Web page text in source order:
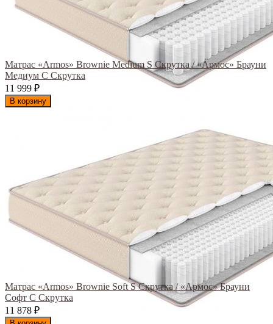
Матрас «Armos» Brownie Medium S Скрутка / «Армос» Брауни
Медиум С Скрутка
11 999 ₽
В корзину
Матрас «Armos» Brownie Soft S Скрутка / «Армос» Брауни
Софт С Скрутка
11 878 ₽